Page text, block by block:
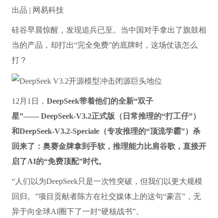
出品 | 网易科技
硅谷早晨惊醒，发现追兵已至。当中国对手拿出了旗鼓相
当的产品，却打出“完全免费”的底牌时，这场仗该怎么
打？
12月1日， DeepSeek带着他们的全新“双子
星”—— DeepSeek-V3.2正式版（日常推理的“打工仔”）
和DeepSeek-V3.2-Speciale（专攻推理的“顶流学霸”）杀
回来了：奥赛金牌拿到手软，推理能力比肩谷歌，直接开
启了AI的“免费顶配”时代。
“人们以为DeepSeek只是一次性突破，但我们以更大规模
回归。”项目贡献者陈方在社交媒体上的这句“豪言”，无
异于向全球AI圈下了一封“硬核战书”。